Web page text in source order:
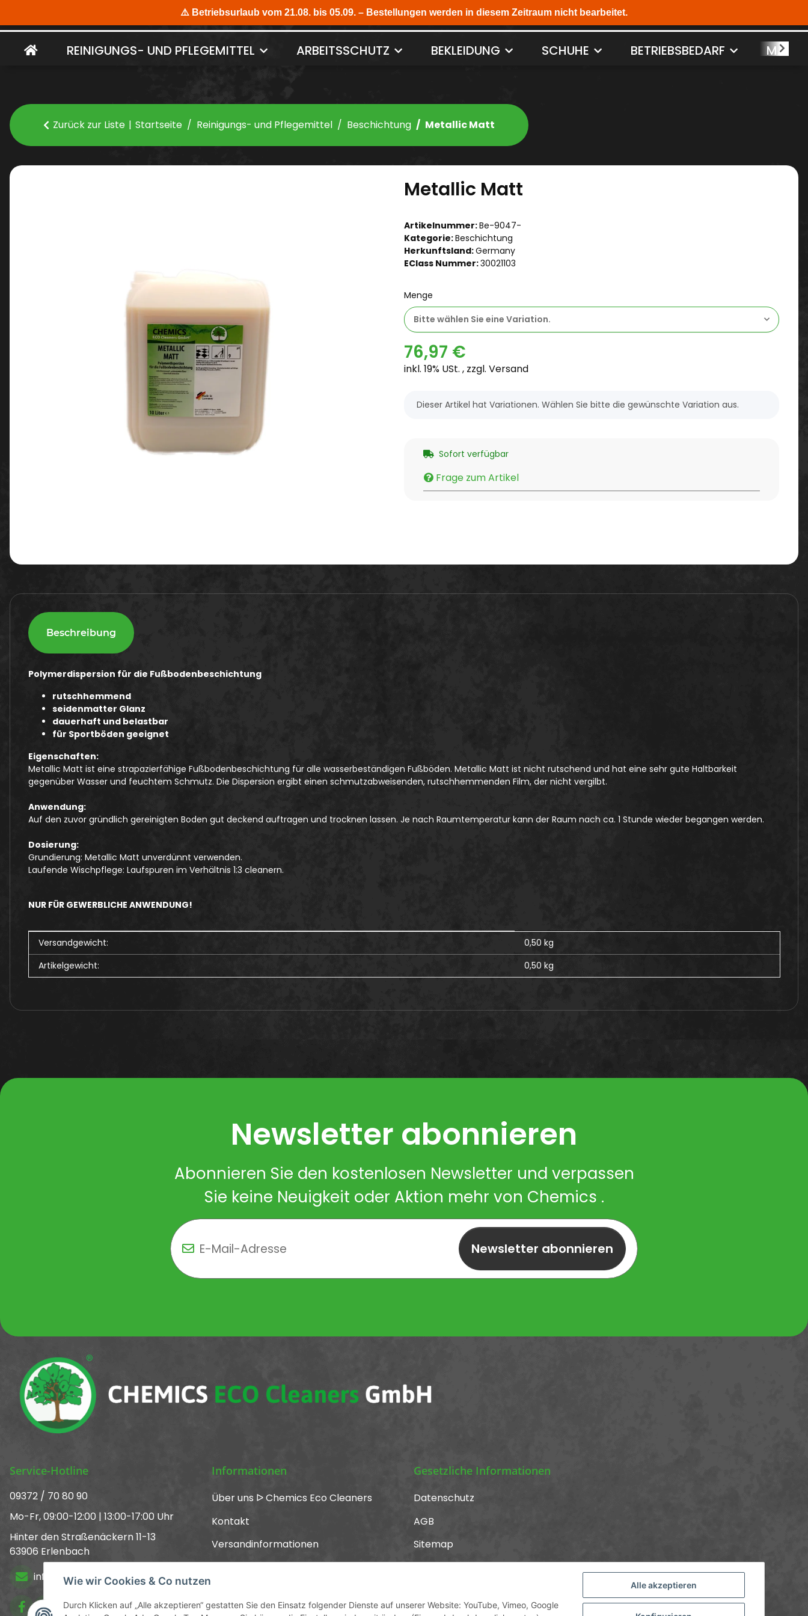
Alle akzeptieren
Wie wir Cookies & Co nutzen
Durch Klicken auf „Alle akzeptieren“ gestatten Sie den Einsatz folgender Dienste auf unserer Website: YouTube, Vimeo, Google
REINIGUNGS- UND PFLEGEMITTEL ARBEITSSCHUTZ BEKLEIDUNG SCHUHE BETRIEBSBEDARF
Zurück zur Liste Startseite Reinigungs- und Pflegemittel Beschichtung Metallic Matt
Metallic Matt
Artikelnummer:Be-9047-
Kategorie:Beschichtung
Herkunftsland:Germany
EClass Nummer:30021103
Menge
Bitte wählen Sie eine Variation.
76,97 €
inkl. 19% USt. , zzgl. Versand
x
Dieser Artikel hat Variationen. Wählen Sie bitte die gewünschte Variation aus.
Sofort verfügbar
Frage zum Artikel
Beschreibung
Polymerdispersion für die Fußbodenbeschichtung
rutschhemmend
seidenmatter Glanz
dauerhaft und belastbar
für Sportböden geeignet
Eigenschaften:
Metallic Matt ist eine strapazierfähige Fußbodenbeschichtung für alle wasserbeständigen Fußböden. Metallic Matt ist nicht rutschend und hat eine sehr gute Haltbarkeit
gegenüber Wasser und feuchtem Schmutz. Die Dispersion ergibt einen schmutzabweisenden, rutschhemmenden Film, der nicht vergilbt.
Anwendung:
Auf den zuvor gründlich gereinigten Boden gut deckend auftragen und trocknen lassen. Je nach Raumtemperatur kann der Raum nach ca. 1 Stunde wieder begangen werden.
Dosierung:
Grundierung: Metallic Matt unverdünnt verwenden.
Laufende Wischpflege: Laufspuren im Verhältnis 1:3 cleanern.
NUR FÜR GEWERBLICHE ANWENDUNG!
Produkteigenschaft
Wert
Versandgewicht:
0,50 kg
Artikelgewicht:
0,50 kg
Newsletter abonnieren
Abonnieren Sie den kostenlosen Newsletter und verpassen
Sie keine Neuigkeit oder Aktion mehr von Chemics .
Newsletter abonnieren
Service-Hotline
09372 / 70 80 90
Mo-Fr, 09:00-12:00 | 13:00-17:00 Uhr
Hinter den Straßenäckern 11-13
63906 Erlenbach
info@chemics.eu
Informationen
Über uns ᐅ Chemics Eco Cleaners
Kontakt
Versandinformationen
Newsletter
Gesetzliche Informationen
Datenschutz
AGB
Sitemap
Impressum